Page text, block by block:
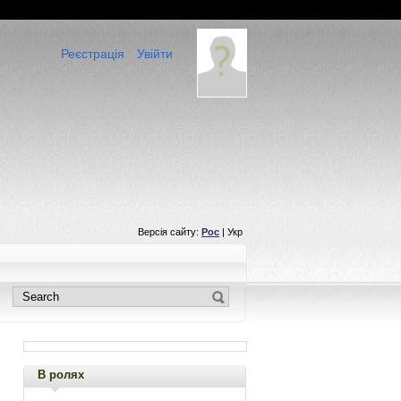
Увійти
Реєстрація
Версія сайту: Рос | Укр
В ролях